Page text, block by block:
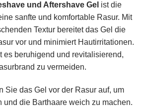
und Aftershave Gel ist die
sanfte und komfortable Rasur. Mit
Textur bereitet das Gel die
vor und minimiert Hautirritationen.
es beruhigend und revitalisierend,
zu vermeiden.
Sie das Gel vor der Rasur auf, um
und die Barthaare weich zu machen.